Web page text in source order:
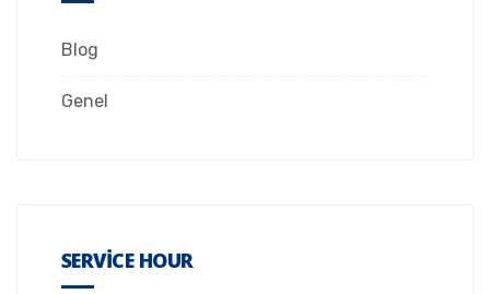
Blog
Genel
SERVICE HOUR